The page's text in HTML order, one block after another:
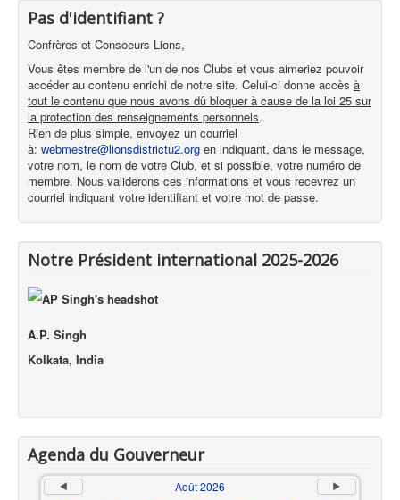
Pas d'identifiant ?
Confrères et Consoeurs Lions,
Vous êtes membre de l'un de nos Clubs et vous aimeriez pouvoir
accéder au contenu enrichi de notre site. Celui-ci donne accès à
tout le contenu que nous avons dû bloquer à cause de la loi 25 sur
la protection des renseignements personnels.
Rien de plus simple, envoyez un courriel
à: webmestre@lionsdistrictu2.org en indiquant, dans le message,
votre nom, le nom de votre Club, et si possible, votre numéro de
membre. Nous validerons ces informations et vous recevrez un
courriel indiquant votre identifiant et votre mot de passe.
Notre Président international 2025-2026
A.P. Singh
Kolkata, India
Agenda du Gouverneur
Août 2026